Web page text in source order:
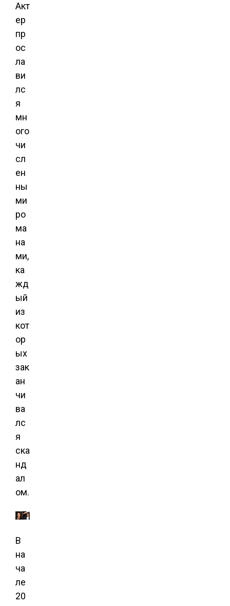
Акт
ер
пр
ос
ла
ви
лс
я
мн
ого
чи
сл
ен
ны
ми
ро
ма
на
ми,
ка
жд
ый
из
кот
ор
ых
зак
ан
чи
ва
лс
я
ска
нд
ал
ом.
В
на
ча
ле
20